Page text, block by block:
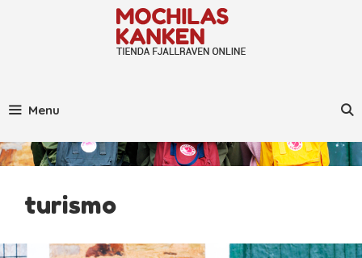
Menu
turismo